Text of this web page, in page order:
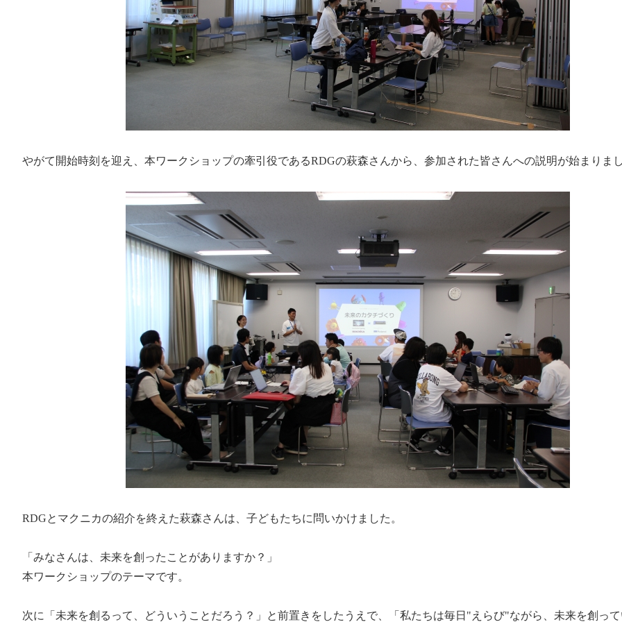
やがて開始時刻を迎え、本ワークショップの牽引役であるRDGの萩森さんから、参加された皆さんへの説明が始まりま
RDGとマクニカの紹介を終えた萩森さんは、子どもたちに問いかけました。
「みなさんは、未来を創ったことがありますか？」
本ワークショップのテーマです。
次に「未来を創るって、どういうことだろう？」と前置きをしたうえで、「私たちは毎日"えらび"ながら、未来を創っ